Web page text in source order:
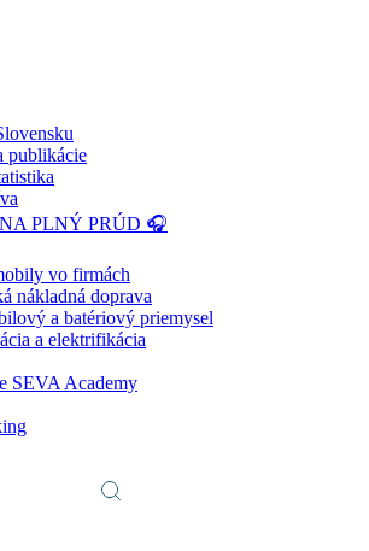
publikácie
NA PLNÝ PRÚD 🎧
vo firmách
nákladná doprava
a batériový priemysel
a elektrifikácia
SEVA Academy